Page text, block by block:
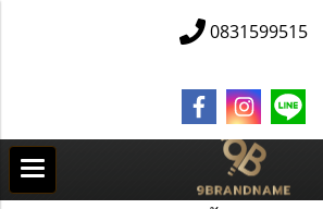
0831599515